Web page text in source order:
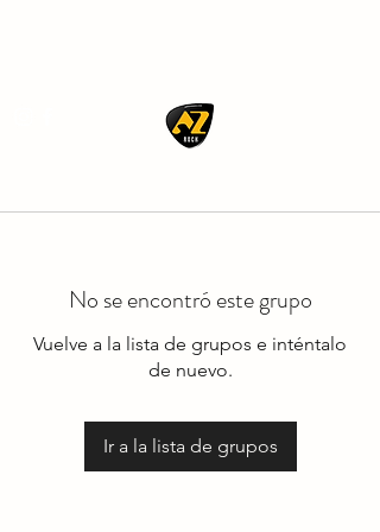
No se encontró este grupo
Vuelve a la lista de grupos e inténtalo
de nuevo.
Ir a la lista de grupos